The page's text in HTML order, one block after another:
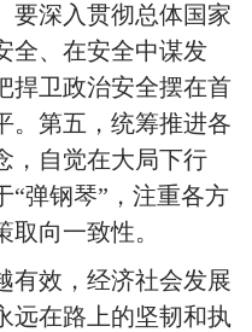
要深入贯彻总体国家
全、在安全中谋发
捍卫政治安全摆在首
。第五，统筹推进各
，自觉在大局下行
“弹钢琴”，注重各方
向一致性。
效，经济社会发展
远在路上的坚韧和执